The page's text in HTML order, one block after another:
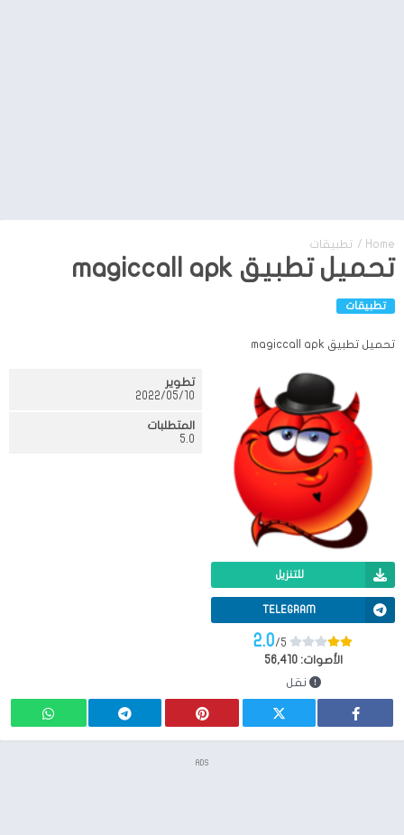
Home
/ تطبيقات
تحميل تطبيق magiccall apk
تطبيقات
تحميل تطبيق magiccall apk
للتنزيل
TELEGRAM
2.0/5
الأصوات:56,410
نقل
تطوير
10‏/05‏/2022
المتطلبات
5.0
ADS